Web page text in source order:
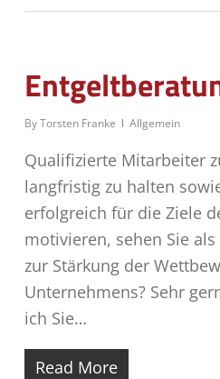
ByTorsten Franke Allgemein
Qualifizierte Mitarbeiter
langfristig zu halten
erfolgreich für die Ziele
motivieren, sehen Sie
zur Stärkung der
Unternehmens? Sehr
ich Sie…
Read More